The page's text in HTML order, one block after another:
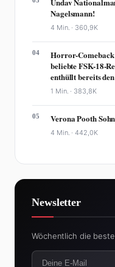
Nagelsmann!
4 Min. · 360,9K
04
Horror-
beliebte FSK-18-
enthüllt bereits
1 Min. · 383,8K
05 Verona Pooth
4 Min. ·442,0K
Newsletter
Wöchentlich die